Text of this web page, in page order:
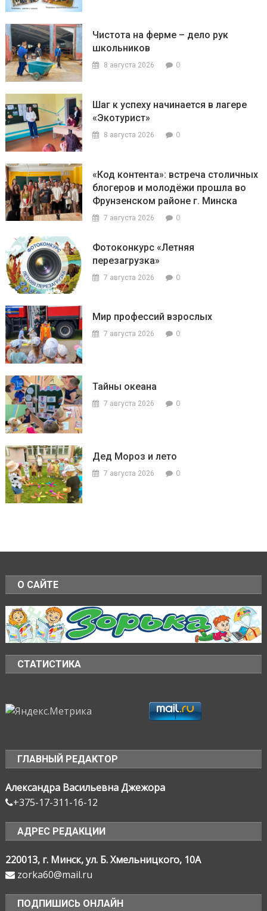
Чистота на ферме – дело рук
школьников
8 августа 2026 0
Шаг к успеху начинается в лагере
«Экотурист»
8 августа 2026 0
«Код контента»: встреча столичных
блогеров и молодёжи прошла во
Фрунзенском районе г. Минска
7 августа 2026 0
Фотоконкурс «Летняя
перезагрузка»
7 августа 2026 0
Мир профессий взрослых
7 августа 2026 0
Тайны океана
7 августа 2026 0
Дед Мороз и лето
7 августа 2026 0
О САЙТЕ
СТАТИСТИКА
ГЛАВНЫЙ РЕДАКТОР
Александра Васильевна Джежора
+375-17-311-16-12
АДРЕС РЕДАКЦИИ
220013, г. Минск, ул. Б. Хмельницкого, 10А
zorka60@mail.ru
ПОДПИШИСЬ ОНЛАЙН